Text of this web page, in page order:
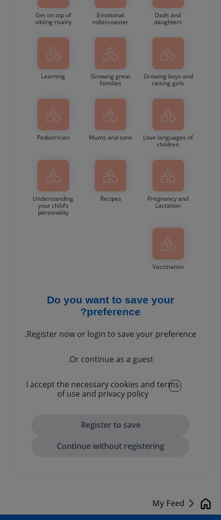
Dads and
daughters
Emotional
rollercoaster
Get on top of
sibling rivalry
Growing boys and
raising girls
Growing great
families
Learning
Love languages of
children
Mums and sons
Pediatrician
Pregnancy and
Lactation
Recipes
Understanding
your child’s
personality
Vaccination
Do you want to save your
preference?
Register now or login to save your preference.
Or continue as a guest.
I accept the necessary cookies and terms
of use and privacy policy
بيت My Feed